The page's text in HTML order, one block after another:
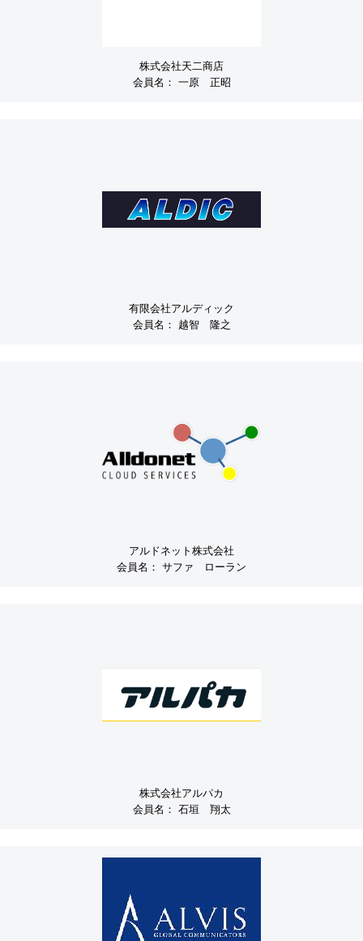
株式会社天二商店
会員名： 一原 正昭
有限会社アルディック
会員名：
越智 隆之
アルドネット株式会社
会員名： サファ ローラン
株式会社アルパカ
会員名： 石垣 翔太